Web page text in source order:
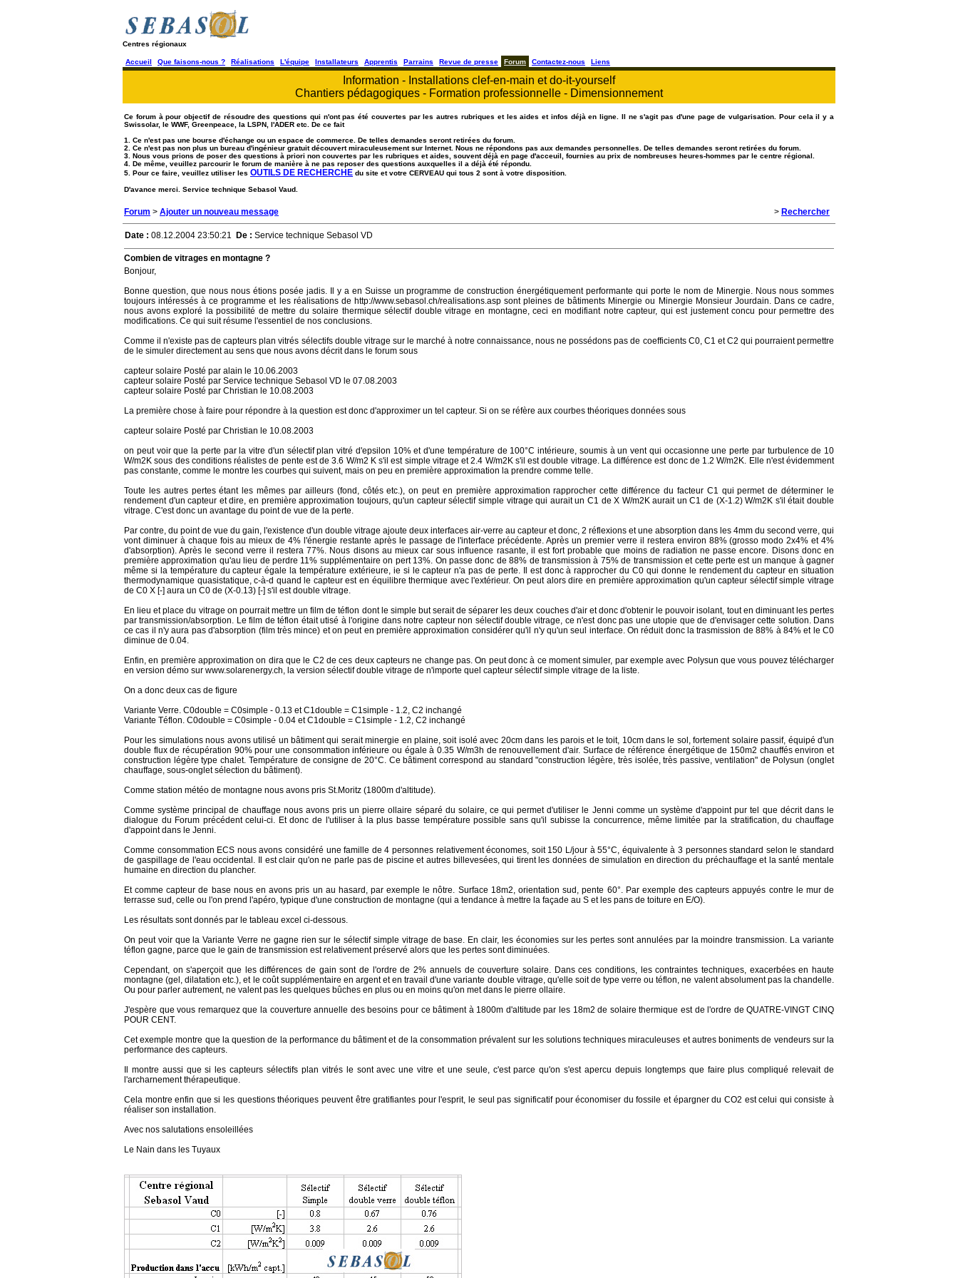
Centres régionaux
Accueil Que faisons-nous ? Réalisations L'équipe Installateurs Apprentis Parrains Revue de presse Forum Contactez-nous Liens
Information - Installations clef-en-main et do-it-yourself
Chantiers pédagogiques - Formation professionnelle - Dimensionnement
Ce forum à pour objectif de résoudre des questions qui n'ont pas été couvertes par les autres rubriques et les aides et infos déjà en ligne. Il ne s'agit pas d'une page de vulgarisation. Pour cela il y a
Swissolar, le WWF, Greenpeace, la LSPN, l'ADER etc. De ce fait
1. Ce n'est pas une bourse d'échange ou un espace de commerce. De telles demandes seront retirées du forum.
2. Ce n'est pas non plus un bureau d'ingénieur gratuit découvert miraculeusement sur Internet. Nous ne répondons pas aux demandes personnelles. De telles demandes seront retirées du forum.
3. Nous vous prions de poser des questions à priori non couvertes par les rubriques et aides, souvent déjà en page d'acceuil, fournies au prix de nombreuses heures-hommes par le centre régional.
4. De même, veuillez parcourir le forum de manière à ne pas reposer des questions auxquelles il a déjà été répondu.
5. Pour ce faire, veuillez utiliser les OUTILS DE RECHERCHE du site et votre CERVEAU qui tous 2 sont à votre disposition.
D'avance merci. Service technique Sebasol Vaud.
Forum > Ajouter un nouveau message > Rechercher
Date : 08.12.2004 23:50:21 De : Service technique Sebasol VD
Combien de vitrages en montagne ?
Bonjour,
Bonne question, que nous nous étions posée jadis. Il y a en Suisse un programme de construction énergétiquement performante qui porte le nom de Minergie. Nous nous sommes
toujours intéressés à ce programme et les réalisations de http://www.sebasol.ch/realisations.asp sont pleines de bâtiments Minergie ou Minergie Monsieur Jourdain. Dans ce cadre,
nous avons exploré la possibilité de mettre du solaire thermique sélectif double vitrage en montagne, ceci en modifiant notre capteur, qui est justement concu pour permettre des
modifications. Ce qui suit résume l'essentiel de nos conclusions.
Comme il n'existe pas de capteurs plan vitrés sélectifs double vitrage sur le marché à notre connaissance, nous ne possédons pas de coefficients C0, C1 et C2 qui pourraient permettre
de le simuler directement au sens que nous avons décrit dans le forum sous
capteur solaire Posté par alain le 10.06.2003
capteur solaire Posté par Service technique Sebasol VD le 07.08.2003
capteur solaire Posté par Christian le 10.08.2003
La première chose à faire pour répondre à la question est donc d'approximer un tel capteur. Si on se réfère aux courbes théoriques données sous
capteur solaire Posté par Christian le 10.08.2003
on peut voir que la perte par la vitre d'un sélectif plan vitré d'epsilon 10% et d'une température de 100°C intérieure, soumis à un vent qui occasionne une perte par turbulence de 10
W/m2K sous des conditions réalistes de pente est de 3.6 W/m2 K s'il est simple vitrage et 2.4 W/m2K s'il est double vitrage. La différence est donc de 1.2 W/m2K. Elle n'est évidemment
pas constante, comme le montre les courbes qui suivent, mais on peu en première approximation la prendre comme telle.
Toute les autres pertes étant les mêmes par ailleurs (fond, côtés etc.), on peut en première approximation rapprocher cette différence du facteur C1 qui permet de déterminer le
rendement d'un capteur et dire, en première approximation toujours, qu'un capteur sélectif simple vitrage qui aurait un C1 de X W/m2K aurait un C1 de (X-1.2) W/m2K s'il était double
vitrage. C'est donc un avantage du point de vue de la perte.
Par contre, du point de vue du gain, l'existence d'un double vitrage ajoute deux interfaces air-verre au capteur et donc, 2 réflexions et une absorption dans les 4mm du second verre, qui
vont diminuer à chaque fois au mieux de 4% l'énergie restante après le passage de l'interface précédente. Après un premier verre il restera environ 88% (grosso modo 2x4% et 4%
d'absorption). Après le second verre il restera 77%. Nous disons au mieux car sous influence rasante, il est fort probable que moins de radiation ne passe encore. Disons donc en
première approximation qu'au lieu de perdre 11% supplémentaire on pert 13%. On passe donc de 88% de transmission à 75% de transmission et cette perte est un manque à gagner
même si la température du capteur égale la température extérieure, ie si le capteur n'a pas de perte. Il est donc à rapprocher du C0 qui donne le rendement du capteur en situation
thermodynamique quasistatique, c-à-d quand le capteur est en équilibre thermique avec l'extérieur. On peut alors dire en première approximation qu'un capteur sélectif simple vitrage
de C0 X [-] aura un C0 de (X-0.13) [-] s'il est double vitrage.
En lieu et place du vitrage on pourrait mettre un film de téflon dont le simple but serait de séparer les deux couches d'air et donc d'obtenir le pouvoir isolant, tout en diminuant les pertes
par transmission/absorption. Le film de téflon était utisé à l'origine dans notre capteur non sélectif double vitrage, ce n'est donc pas une utopie que de d'envisager cette solution. Dans
ce cas il n'y aura pas d'absorption (film très mince) et on peut en première approximation considérer qu'il n'y qu'un seul interface. On réduit donc la trasmission de 88% à 84% et le C0
diminue de 0.04.
Enfin, en première approximation on dira que le C2 de ces deux capteurs ne change pas. On peut donc à ce moment simuler, par exemple avec Polysun que vous pouvez télécharger
en version démo sur www.solarenergy.ch, la version sélectif double vitrage de n'importe quel capteur sélectif simple vitrage de la liste.
On a donc deux cas de figure
Variante Verre. C0double = C0simple - 0.13 et C1double = C1simple - 1.2, C2 inchangé
Variante Téflon. C0double = C0simple - 0.04 et C1double = C1simple - 1.2, C2 inchangé
Pour les simulations nous avons utilisé un bâtiment qui serait minergie en plaine, soit isolé avec 20cm dans les parois et le toit, 10cm dans le sol, fortement solaire passif, équipé d'un
double flux de récupération 90% pour une consommation inférieure ou égale à 0.35 W/m3h de renouvellement d'air. Surface de référence énergétique de 150m2 chauffés environ et
construction légère type chalet. Température de consigne de 20°C. Ce bâtiment correspond au standard "construction légère, très isolée, très passive, ventilation" de Polysun (onglet
chauffage, sous-onglet sélection du bâtiment).
Comme station météo de montagne nous avons pris St.Moritz (1800m d'altitude).
Comme système principal de chauffage nous avons pris un pierre ollaire séparé du solaire, ce qui permet d'utiliser le Jenni comme un système d'appoint pur tel que décrit dans le
dialogue du Forum précédent celui-ci. Et donc de l'utiliser à la plus basse température possible sans qu'il subisse la concurrence, même limitée par la stratification, du chauffage
d'appoint dans le Jenni.
Comme consommation ECS nous avons considéré une famille de 4 personnes relativement économes, soit 150 L/jour à 55°C, équivalente à 3 personnes standard selon le standard
de gaspillage de l'eau occidental. Il est clair qu'on ne parle pas de piscine et autres billevesées, qui tirent les données de simulation en direction du préchauffage et la santé mentale
humaine en direction du plancher.
Et comme capteur de base nous en avons pris un au hasard, par exemple le nôtre. Surface 18m2, orientation sud, pente 60°. Par exemple des capteurs appuyés contre le mur de
terrasse sud, celle ou l'on prend l'apéro, typique d'une construction de montagne (qui a tendance à mettre la façade au S et les pans de toiture en E/O).
Les résultats sont donnés par le tableau excel ci-dessous.
On peut voir que la Variante Verre ne gagne rien sur le sélectif simple vitrage de base. En clair, les économies sur les pertes sont annulées par la moindre transmission. La variante
téflon gagne, parce que le gain de transmission est relativement préservé alors que les pertes sont diminuées.
Cependant, on s'aperçoit que les différences de gain sont de l'ordre de 2% annuels de couverture solaire. Dans ces conditions, les contraintes techniques, exacerbées en haute
montagne (gel, dilatation etc.), et le coût supplémentaire en argent et en travail d'une variante double vitrage, qu'elle soit de type verre ou téflon, ne valent absolument pas la chandelle.
Ou pour parler autrement, ne valent pas les quelques bûches en plus ou en moins qu'on met dans le pierre ollaire.
J'espère que vous remarquez que la couverture annuelle des besoins pour ce bâtiment à 1800m d'altitude par les 18m2 de solaire thermique est de l'ordre de QUATRE-VINGT CINQ
POUR CENT.
Cet exemple montre que la question de la performance du bâtiment et de la consommation prévalent sur les solutions techniques miraculeuses et autres boniments de vendeurs sur la
performance des capteurs.
Il montre aussi que si les capteurs sélectifs plan vitrés le sont avec une vitre et une seule, c'est parce qu'on s'est apercu depuis longtemps que faire plus compliqué relevait de
l'archarnement thérapeutique.
Cela montre enfin que si les questions théoriques peuvent être gratifiantes pour l'esprit, le seul pas significatif pour économiser du fossile et épargner du CO2 est celui qui consiste à
réaliser son installation.
Avec nos salutations ensoleillées
Le Nain dans les Tuyaux